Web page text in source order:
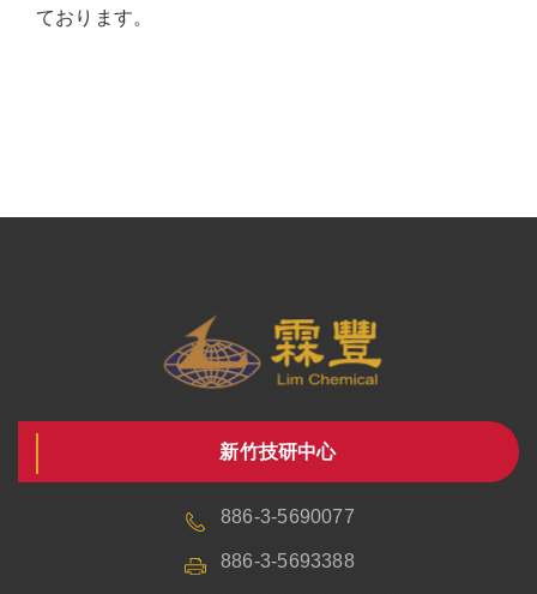
ております。
新竹技研中心
886-3-5690077
886-3-5693388